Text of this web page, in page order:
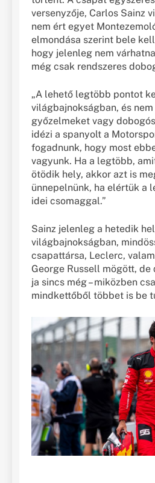
versenyzője, Carlos Sainz
nem ért egyet
elmondása szerint bele
hogy jelenleg nem
még csak rendszeres
„A lehető legtöbb pontot
világbajnokságban, és
győzelmeket vagy
idézi a spanyolt a
fogadnunk, hogy most
vagyunk. Ha a legtöbb,
ötödik hely, akkor azt is
ünnepelnünk, ha elértük a
idei csomaggal.”
Sainz jelenleg a hetedik
világbajnokságban,
csapattársa, Leclerc,
George Russell mögött, de
ja sincs még – miközben
mindkettőből többet is be